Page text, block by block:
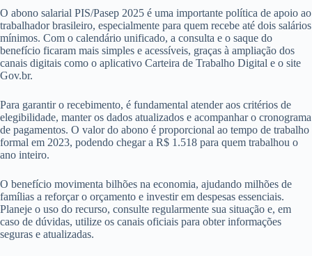
O abono salarial PIS/Pasep 2025 é uma importante política de apoio ao
trabalhador brasileiro, especialmente para quem recebe até dois salários
mínimos. Com o calendário unificado, a consulta e o saque do
benefício ficaram mais simples e acessíveis, graças à ampliação dos
canais digitais como o aplicativo Carteira de Trabalho Digital e o site
Gov.br.
Para garantir o recebimento, é fundamental atender aos critérios de
elegibilidade, manter os dados atualizados e acompanhar o cronograma
de pagamentos. O valor do abono é proporcional ao tempo de trabalho
formal em 2023, podendo chegar a R$ 1.518 para quem trabalhou o
ano inteiro.
O benefício movimenta bilhões na economia, ajudando milhões de
famílias a reforçar o orçamento e investir em despesas essenciais.
Planeje o uso do recurso, consulte regularmente sua situação e, em
caso de dúvidas, utilize os canais oficiais para obter informações
seguras e atualizadas.